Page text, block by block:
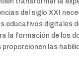
del siglo XXI
educativos digitales
la formación de los
las